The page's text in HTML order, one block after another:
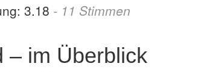
3.18 - 11 Stimmen
– im Überblick